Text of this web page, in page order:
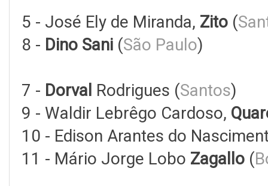
5 - José Ely de Miranda, Zito (
8 - Dino Sani (São Paulo)
7 - Dorval Rodrigues (Santos)
9 - Waldir Lebrêgo Cardoso,
10 - Edison Arantes do
11 - Mário Jorge Lobo Zagallo (